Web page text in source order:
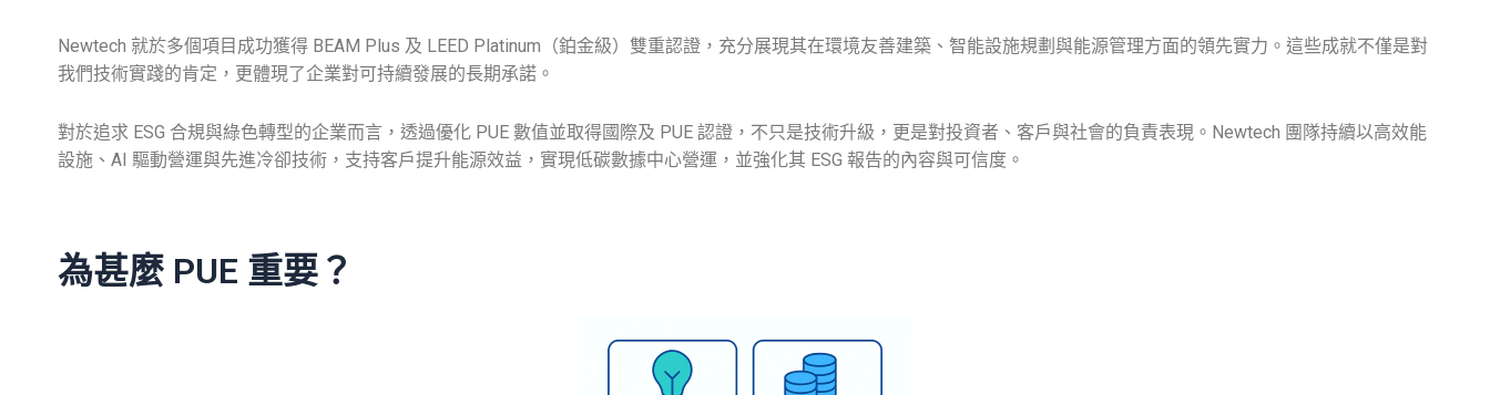
Newtech 就於多個項目成功獲得 BEAM Plus 及 LEED Platinum（鉑金級）雙重認證，充分展現其在環境友善建築、智能設施規劃與能源管理方面的領先實力。這些成就不僅是對
我們技術實踐的肯定，更體現了企業對可持續發展的長期承諾。
對於追求 ESG 合規與綠色轉型的企業而言，透過優化 PUE 數值並取得國際及 PUE 認證，不只是技術升級，更是對投資者、客戶與社會的負責表現。Newtech 團隊持續以高效能
設施、AI 驅動營運與先進冷卻技術，支持客戶提升能源效益，實現低碳數據中心營運，並強化其 ESG 報告的內容與可信度。
為甚麼 PUE 重要？